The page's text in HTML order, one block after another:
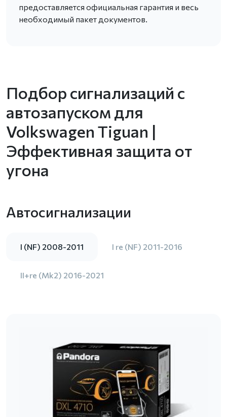
предоставляется официальная гарантия и весь
необходимый пакет документов.
Подбор сигнализаций с
автозапуском для
Volkswagen Tiguan |
Эффективная защита от
угона
Автосигнализации
I (NF) 2008-2011 I re (NF) 2011-2016
II+re (Mk2) 2016-2021